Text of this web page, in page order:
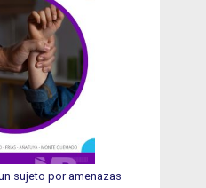
sujeto por amenazas